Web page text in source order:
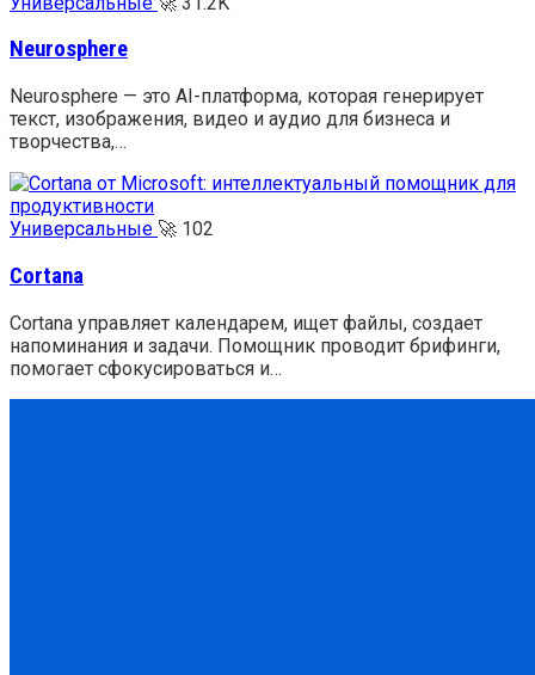
Neurosphere
Neurosphere — это AI-платформа, которая генерирует
текст, изображения, видео и аудио для бизнеса и
творчества,…
Универсальные 🚀 102
Cortana
Cortana управляет календарем, ищет файлы, создает
напоминания и задачи. Помощник проводит брифинги,
помогает сфокусироваться и…